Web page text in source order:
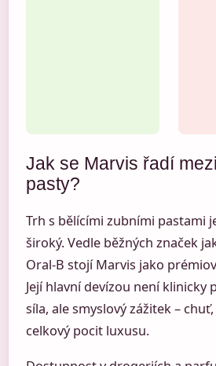
Jak se Marvis řadí
pasty?
Trh s bělícími zubními pastami
široký. Vedle běžných značek
Oral-B stojí Marvis jako
Její hlavní devízou není klinicky
síla, ale smyslový zážitek –
celkový pocit luxusu.